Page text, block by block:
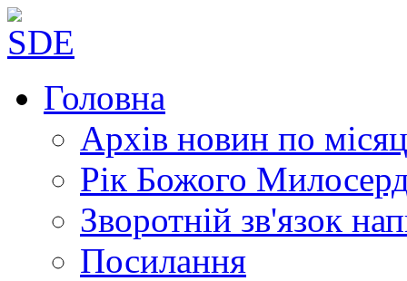
Головна
Архів новин по
Рік Божого
Зворотній зв'язок
Посилання